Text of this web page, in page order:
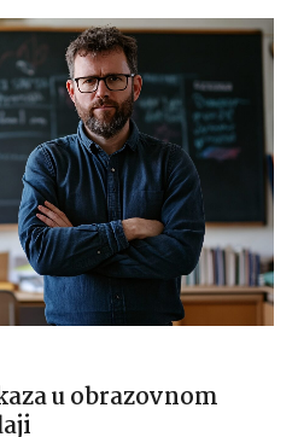
u obrazovnom